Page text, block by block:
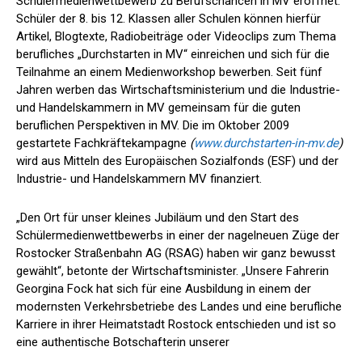
Schüler der 8. bis 12. Klassen aller Schulen können hierfür
Artikel, Blogtexte, Radiobeiträge oder Videoclips zum Thema
berufliches „Durchstarten in MV“ einreichen und sich für die
Teilnahme an einem Medienworkshop bewerben. Seit fünf
Jahren werben das Wirtschaftsministerium und die Industrie-
und Handelskammern in MV gemeinsam für die guten
beruflichen Perspektiven in MV. Die im Oktober 2009
gestartete Fachkräftekampagne (www.durchstarten-in-mv.de)
wird aus Mitteln des Europäischen Sozialfonds (ESF) und der
Industrie- und Handelskammern MV finanziert.
„Den Ort für unser kleines Jubiläum und den Start des
Schülermedienwettbewerbs in einer der nagelneuen Züge der
Rostocker Straßenbahn AG (RSAG) haben wir ganz bewusst
gewählt“, betonte der Wirtschaftsminister. „Unsere Fahrerin
Georgina Fock hat sich für eine Ausbildung in einem der
modernsten Verkehrsbetriebe des Landes und eine berufliche
Karriere in ihrer Heimatstadt Rostock entschieden und ist so
eine authentische Botschafterin unserer